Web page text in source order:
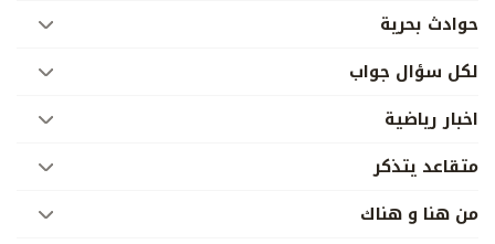
حوادث بحرية
لكل سؤال جواب
اخبار رياضية
متقاعد يتذكر
من هنا و هناك